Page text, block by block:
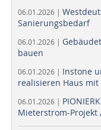
06.01.2026 |
Sanierungsbedarf
06.01.2026 |
bauen
06.01.2026 | Instone
realisieren Haus
06.01.2026 |
Mieterstrom-Projekt